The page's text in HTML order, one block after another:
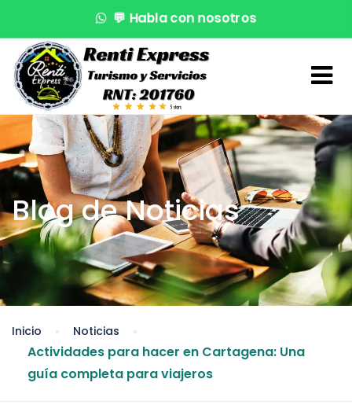
¡Reserva en segundos! 🚤 Atención VIP
💬 Habla con nosotros
Blog de Noticias
Inicio Noticias
Actividades para hacer en Cartagena: Una
guía completa para viajeros